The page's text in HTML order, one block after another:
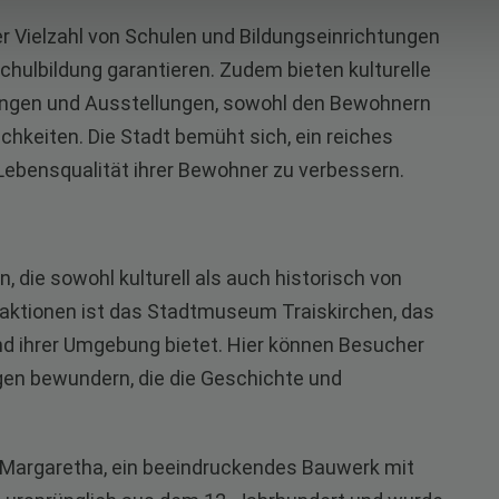
von Schulen und Bildungseinrichtungen
garantieren. Zudem bieten kulturelle
und Ausstellungen, sowohl den Bewohnern
Die Stadt bemüht sich, ein reiches
ihrer Bewohner zu verbessern.
die sowohl kulturell als auch historisch von
ist das Stadtmuseum Traiskirchen, das
ihrer Umgebung bietet. Hier können Besucher
bewundern, die die Geschichte und
ein beeindruckendes Bauwerk mit